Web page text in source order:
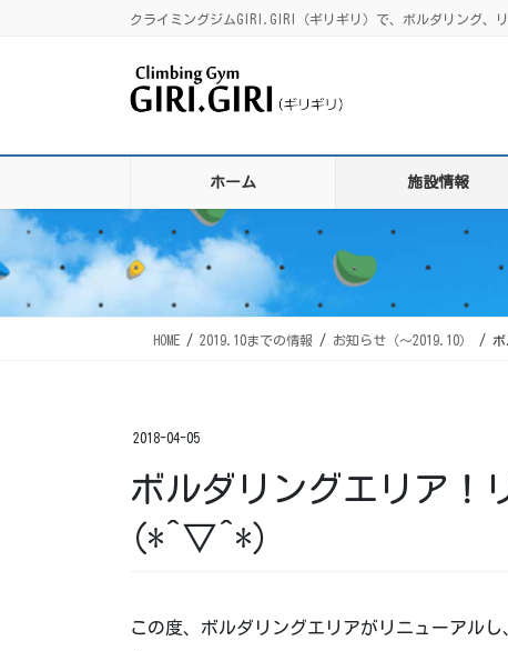
クライミングジムGIRI.GIRI（ギリギリ）で、ボルダリング、
ホーム 施設情報
HOME 2019.10までの情報 お知らせ（〜2019.10）
2018-04-05
ボルダリングエリア！
(*^▽^*)
この度、ボルダリングエリアがリニューアル